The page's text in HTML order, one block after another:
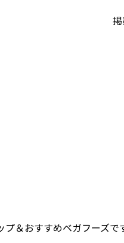
＆おすすめベガフーズで